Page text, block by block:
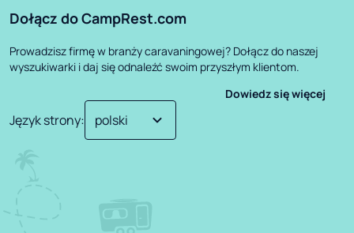
Dołącz do CampRest.com
Prowadzisz firmę w branży caravaningowej? Dołącz do naszej
wyszukiwarki i daj się odnaleźć swoim przyszłym klientom.
Dowiedz się więcej
Język strony: